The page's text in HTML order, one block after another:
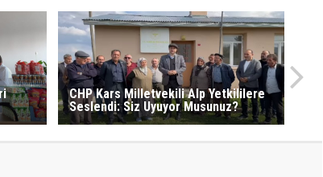
CHP Kars Milletvekili Alp Yetkililere
Seslendi: Siz Uyuyor Musunuz?